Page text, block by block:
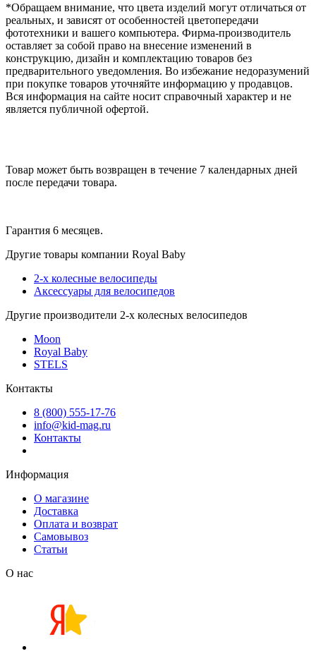
*Обращаем внимание, что цвета изделий могут отличаться от
реальных, и зависят от особенностей цветопередачи
фототехники и вашего компьютера. Фирма-производитель
оставляет за собой право на внесение изменений в
конструкцию, дизайн и комплектацию товаров без
предварительного уведомления. Во избежание недоразумений
при покупке товаров уточняйте информацию у продавцов.
Вся информация на сайте носит справочный характер и не
является публичной офертой.
Товар может быть возвращен в течение 7 календарных дней
после передачи товара.
Гарантия 6 месяцев.
Другие товары компании Royal Baby
2-х колесные велосипеды
Аксессуары для велосипедов
Другие производители 2-х колесных велосипедов
Moon
Royal Baby
STELS
Контакты
8 (800) 555-17-76
info@kid-mag.ru
Контакты
Информация
О магазине
Доставка
Оплата и возврат
Самовывоз
Статьи
О нас